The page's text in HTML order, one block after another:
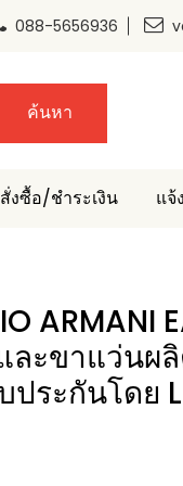
088-5656936
ค้นหา
งซื้อ/ชำระเงิน แจ้
ARMANI
ละขาแว่นผ
ระกันโดย